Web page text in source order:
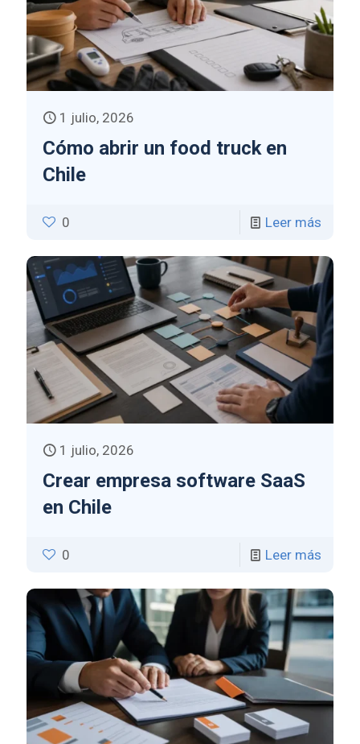
1 julio, 2026
Cómo abrir un food truck en
Chile
0 Leer más
1 julio, 2026
Crear empresa software SaaS
en Chile
0 Leer más